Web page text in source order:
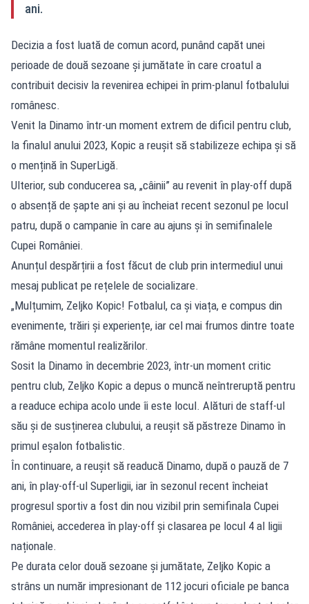
ani.
Decizia a fost luată de comun acord, punând capăt unei
perioade de două sezoane și jumătate în care croatul a
contribuit decisiv la revenirea echipei în prim-planul fotbalului
românesc.
Venit la Dinamo într-un moment extrem de dificil pentru club,
la finalul anului 2023, Kopic a reușit să stabilizeze echipa și să
o mențină în SuperLigă.
Ulterior, sub conducerea sa, „câinii” au revenit în play-off după
o absență de șapte ani și au încheiat recent sezonul pe locul
patru, după o campanie în care au ajuns și în semifinalele
Cupei României.
Anunțul despărțirii a fost făcut de club prin intermediul unui
mesaj publicat pe rețelele de socializare.
„Mulțumim, Zeljko Kopic! Fotbalul, ca și viața, e compus din
evenimente, trăiri și experiențe, iar cel mai frumos dintre toate
rămâne momentul realizărilor.
Sosit la Dinamo în decembrie 2023, într-un moment critic
pentru club, Zeljko Kopic a depus o muncă neîntreruptă pentru
a readuce echipa acolo unde îi este locul. Alături de staff-ul
său și de susținerea clubului, a reușit să păstreze Dinamo în
primul eșalon fotbalistic.
În continuare, a reușit să readucă Dinamo, după o pauză de 7
ani, în play-off-ul Superligii, iar în sezonul recent încheiat
progresul sportiv a fost din nou vizibil prin semifinala Cupei
României, accederea în play-off și clasarea pe locul 4 al ligii
naționale.
Pe durata celor două sezoane și jumătate, Zeljko Kopic a
strâns un număr impresionant de 112 jocuri oficiale pe banca